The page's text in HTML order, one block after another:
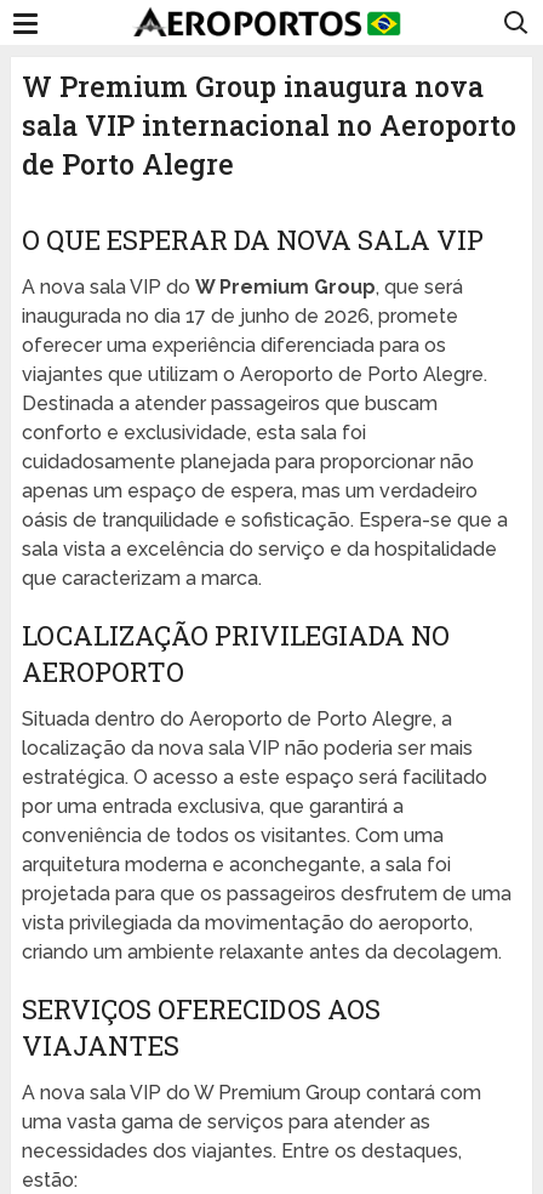
W Premium Group inaugura nova
sala VIP internacional no Aeroporto
de Porto Alegre
O QUE ESPERAR DA NOVA SALA VIP
A nova sala VIP do W Premium Group, que será
inaugurada no dia 17 de junho de 2026, promete
oferecer uma experiência diferenciada para os
viajantes que utilizam o Aeroporto de Porto Alegre.
Destinada a atender passageiros que buscam
conforto e exclusividade, esta sala foi
cuidadosamente planejada para proporcionar não
apenas um espaço de espera, mas um verdadeiro
oásis de tranquilidade e sofisticação. Espera-se que a
sala vista a excelência do serviço e da hospitalidade
que caracterizam a marca.
LOCALIZAÇÃO PRIVILEGIADA NO
AEROPORTO
Situada dentro do Aeroporto de Porto Alegre, a
localização da nova sala VIP não poderia ser mais
estratégica. O acesso a este espaço será facilitado
por uma entrada exclusiva, que garantirá a
conveniência de todos os visitantes. Com uma
arquitetura moderna e aconchegante, a sala foi
projetada para que os passageiros desfrutem de uma
vista privilegiada da movimentação do aeroporto,
criando um ambiente relaxante antes da decolagem.
SERVIÇOS OFERECIDOS AOS
VIAJANTES
A nova sala VIP do W Premium Group contará com
uma vasta gama de serviços para atender as
necessidades dos viajantes. Entre os destaques,
estão: